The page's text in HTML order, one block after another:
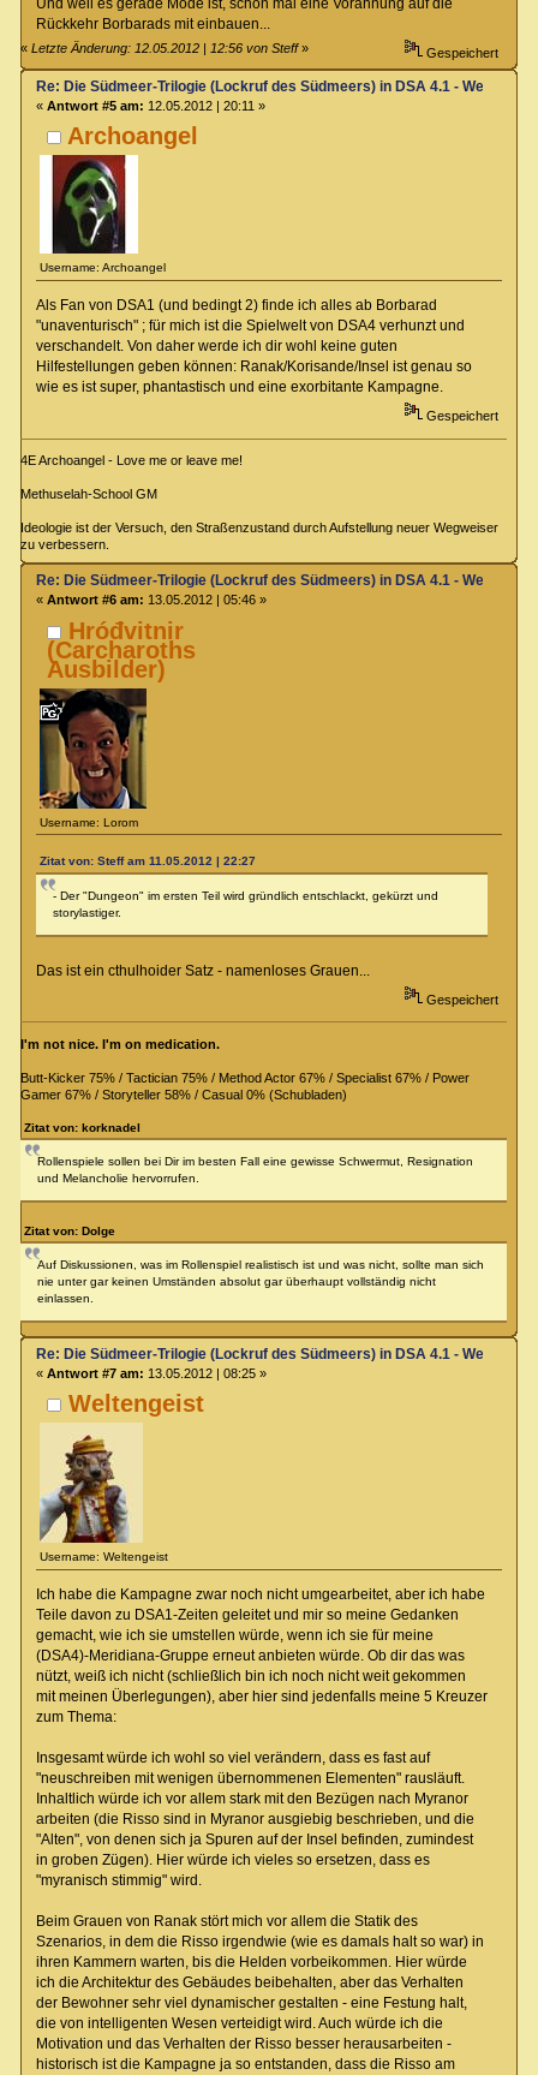
Rückkehr Borbarads mit einbauen...
«Letzte Änderung: 12.05.2012 | 12:56 von Steff» Gespeichert
Archoangel
Username: Archoangel
Re: Die Südmeer-Trilogie (Lockruf des Südmeers) in DSA 4.1 - Wer hat
« Antwort #5 am: 12.05.2012 | 20:11 »
Als Fan von DSA1 (und bedingt 2) finde ich alles ab Borbarad
"unaventurisch" ; für mich ist die Spielwelt von DSA4 verhunzt und
verschandelt. Von daher werde ich dir wohl keine guten
Hilfestellungen geben können: Ranak/Korisande/Insel ist genau so
wie es ist super, phantastisch und eine exorbitante Kampagne.
Gespeichert
4E Archoangel - Love me or leave me!
Methuselah-School GM
Ideologie ist der Versuch, den Straßenzustand durch Aufstellung neuer Wegweiser
zu verbessern.
Hróđvitnir
(Carcharoths
Ausbilder)
Username: Lorom
Re: Die Südmeer-Trilogie (Lockruf des Südmeers) in DSA 4.1 - Wer hat
« Antwort #6 am: 13.05.2012 | 05:46 »
Zitat von: Steff am 11.05.2012 | 22:27
- Der "Dungeon" im ersten Teil wird gründlich entschlackt, gekürzt und
storylastiger.
Das ist ein cthulhoider Satz - namenloses Grauen...
Gespeichert
I'm not nice. I'm on medication.
Butt-Kicker 75% / Tactician 75% / Method Actor 67% / Specialist 67% / Power
Gamer 67% / Storyteller 58% / Casual 0% (Schubladen)
Zitat von: korknadel
Rollenspiele sollen bei Dir im besten Fall eine gewisse Schwermut, Resignation
und Melancholie hervorrufen.
Zitat von: Dolge
Auf Diskussionen, was im Rollenspiel realistisch ist und was nicht, sollte man sich
nie unter gar keinen Umständen absolut gar überhaupt vollständig nicht
einlassen.
Weltengeist
Username: Weltengeist
Re: Die Südmeer-Trilogie (Lockruf des Südmeers) in DSA 4.1 - Wer hat
« Antwort #7 am: 13.05.2012 | 08:25 »
Ich habe die Kampagne zwar noch nicht umgearbeitet, aber ich habe
Teile davon zu DSA1-Zeiten geleitet und mir so meine Gedanken
gemacht, wie ich sie umstellen würde, wenn ich sie für meine
(DSA4)-Meridiana-Gruppe erneut anbieten würde. Ob dir das was
nützt, weiß ich nicht (schließlich bin ich noch nicht weit gekommen
mit meinen Überlegungen), aber hier sind jedenfalls meine 5 Kreuzer
zum Thema:
Insgesamt würde ich wohl so viel verändern, dass es fast auf
"neuschreiben mit wenigen übernommenen Elementen" rausläuft.
Inhaltlich würde ich vor allem stark mit den Bezügen nach Myranor
arbeiten (die Risso sind in Myranor ausgiebig beschrieben, und die
"Alten", von denen sich ja Spuren auf der Insel befinden, zumindest
in groben Zügen). Hier würde ich vieles so ersetzen, dass es
"myranisch stimmig" wird.
Beim Grauen von Ranak stört mich vor allem die Statik des
Szenarios, in dem die Risso irgendwie (wie es damals halt so war) in
ihren Kammern warten, bis die Helden vorbeikommen. Hier würde
ich die Architektur des Gebäudes beibehalten, aber das Verhalten
der Bewohner sehr viel dynamischer gestalten - eine Festung halt,
die von intelligenten Wesen verteidigt wird. Auch würde ich die
Motivation und das Verhalten der Risso besser herausarbeiten -
historisch ist die Kampagne ja so entstanden, dass die Risso am